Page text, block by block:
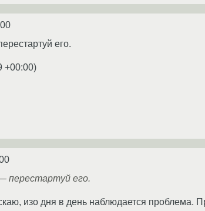
его.
+00:00)
перестартуй его.
изо дня в день наблюдается проблема.